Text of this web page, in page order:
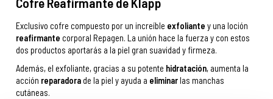
Exclusivo cofre compuesto por un increíble exfoliante y una loción
reafirmante corporal Repagen. La unión hace la fuerza y con estos
dos productos aportarás a la piel gran suavidad y firmeza.
Además, el exfoliante, gracias a su potente hidratación, aumenta la
acción reparadora de la piel y ayuda a eliminarlas manchas
cutáneas.